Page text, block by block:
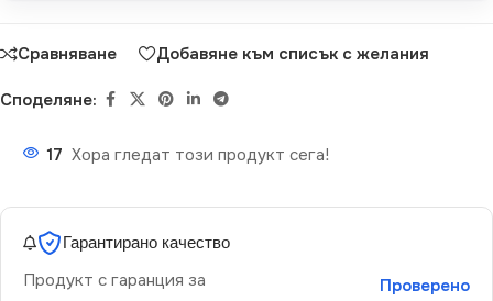
Сравняване Добавяне към списък с желания
Споделяне:
17 Хора гледат този продукт сега!
Гарантирано качество
Продукт с гаранция за
Проверено